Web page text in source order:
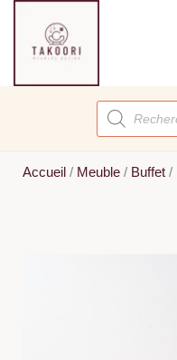
contenu
Recherche
de
produits
Accueil / Meuble / Buffet /